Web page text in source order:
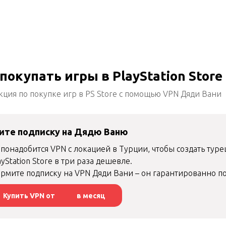
игры в PlayStation Store
по покупке игр в PS Store c помощью VPN Дяди Вани
подписку на Дядю Ваню
VPN с локацией в Турции, чтобы создать
Store в три раза дешевле.
подписку на VPN Дяди Вани – он гарантированно
Купить VPN от в месяц